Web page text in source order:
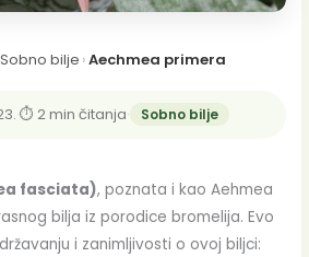
Sobno bilje ›Aechmea primera
·⏱ 2 min čitanja· Sobno bilje
fasciata), poznata i kao Aehmea
bilja iz porodice bromelija. Evo
i zanimljivosti o ovoj biljci: